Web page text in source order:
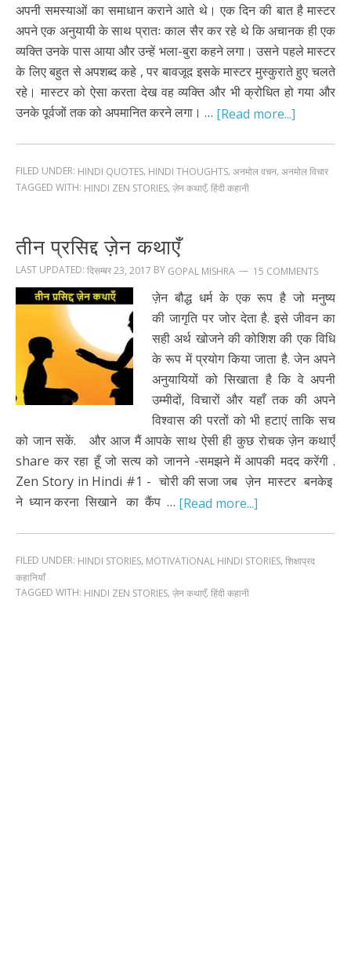
अपनी समस्याओं का समाधान कराने आते थे। एक दिन की बात है मास्टर
अपने एक अनुयायी के साथ प्रातः काल सैर कर रहे थे कि अचानक ही एक
व्यक्ति उनके पास आया और उन्हें भला-बुरा कहने लगा। उसने पहले मास्टर
के लिए बहुत से अपशब्द कहे , पर बावजूद इसके मास्टर मुस्कुराते हुए चलते
रहे। मास्टर को ऐसा करता देख वह व्यक्ति और भी क्रोधित हो गया और
उनके पूर्वजों तक को अपमानित करने लगा। … [Read more...]
FILED UNDER: HINDI QUOTES, HINDI THOUGHTS, अनमोल वचन, अनमोल विचार
TAGGED WITH: HINDI ZEN STORIES, ज़ेन कथाएँ, हिंदी कहानी
तीन प्रसिद्द ज़ेन कथाएँ
LAST UPDATED: दिसम्बर 23, 2017 BY GOPAL MISHRA 15 COMMENTS
ज़ेन बौद्ध धर्म के एक रूप है जो मनुष्य
की जागृति पर जोर देता है. इसे जीवन का
सही अर्थ खोजने की कोशिश की एक विधि
के रूप में प्रयोग किया जाता है. जेन अपने
अनुयायियों को सिखाता है कि वे अपनी
उम्मीदों, विचारों और यहाँ तक की अपने
विश्वास की परतों को भी हटाएं ताकि सच
को जान सकें. और आज मैं आपके साथ ऐसी ही कुछ रोचक ज़ेन कथाएँ
share कर रहा हूँ जो सत्य को जानने -समझने में आपकी मदद करेंगी .
Zen Story in Hindi #1 - चोरी की सजा जब ज़ेन मास्टर बनकेइ
ने ध्यान करना सिखाने का कैंप … [Read more...]
FILED UNDER: HINDI STORIES, MOTIVATIONAL HINDI STORIES, शिक्षाप्रद
कहानियाँ
TAGGED WITH: HINDI ZEN STORIES, ज़ेन कथाएँ, हिंदी कहानी